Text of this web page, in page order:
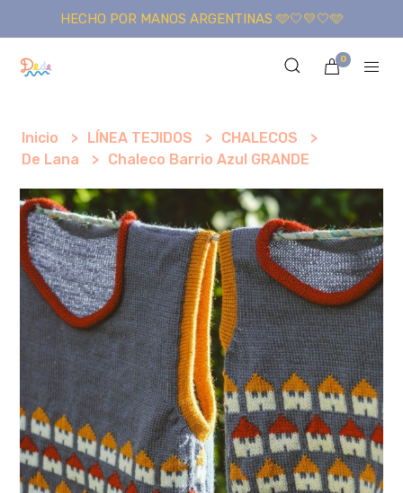
HECHO POR MANOS ARGENTINAS 🩵🤍💛🤍🩵
0
Inicio LÍNEA TEJIDOS
CHALECOS
De Lana
Chaleco Barrio Azul GRANDE